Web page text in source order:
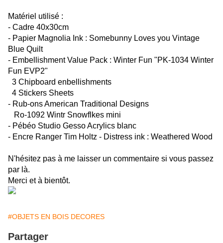
Matériel utilisé :
- Cadre 40x30cm
- Papier Magnolia Ink : Somebunny Loves you Vintage
Blue Quilt
- Embellishment Value Pack : Winter Fun "PK-1034 Winter
Fun EVP2"
3 Chipboard enbellishments
4 Stickers Sheets
- Rub-ons American Traditional Designs
Ro-1092 Wintr Snowflkes mini
- Pébéo Studio Gesso Acrylics blanc
- Encre Ranger Tim Holtz - Distress ink : Weathered Wood
N'hésitez pas à me laisser un commentaire si vous passez
par là.
Merci et à bientôt.
#OBJETS EN BOIS DECORES
Partager